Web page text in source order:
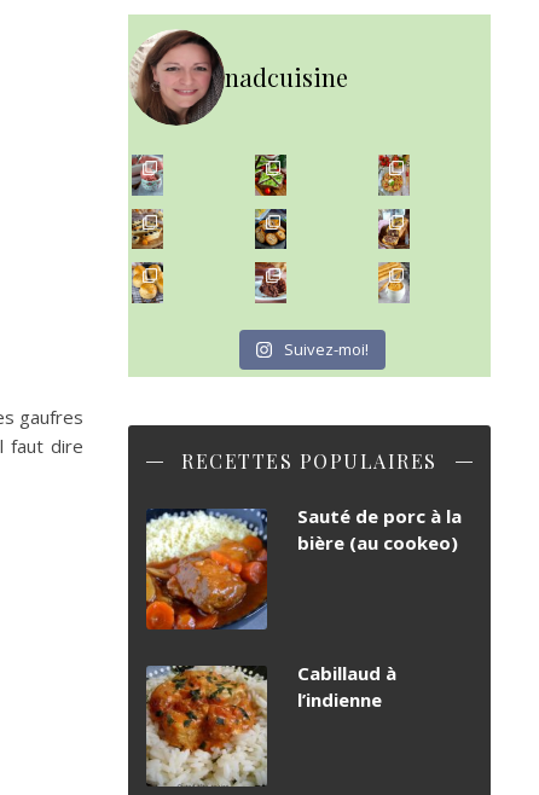
gaufres
faut dire
nadcuisine
~ NICE CREAM À LA FRAISE ~
Presque un mois que
~ SALADE DE PÂTES AUX DEUX TOMATES THON ET BURRA
~ FINANCIERS MYRTILLES ET CITRON ~
Aujourd'hu
~ BUNS MAISON ~
Un peu de boulange par ici au
~ GÂTEAU FONDANT CHOCO NOISETTE ~
C'est lundi
Suivez-moi!
RECETTES POPULAIRES
Sauté de porc à la
bière (au cookeo)
Cabillaud à
l’indienne